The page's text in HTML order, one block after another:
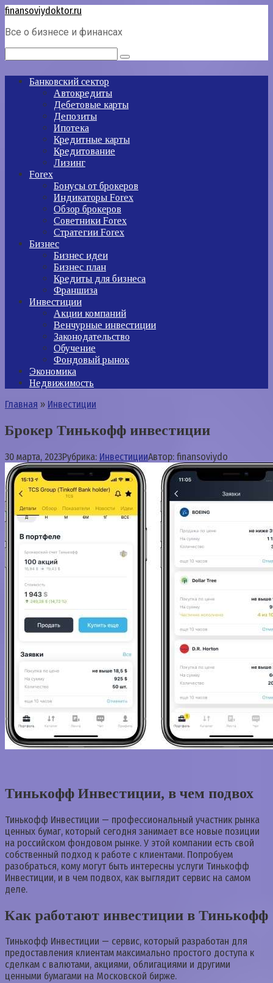
Перейти
контенту
finansoviydoktor.ru
Все о бизнесе и финансах
Банковский сектор
Автокредиты
Дебетовые карты
Депозиты
Ипотека
Кредитные карты
Кредитование
Лизинг
Forex
Бонусы от брокеров
Индикаторы Forex
Обзор брокеров
Советники Forex
Стратегии Forex
Бизнес
Бизнес идеи
Бизнес план
Кредиты для бизнеса
Франшиза
Инвестиции
Акции компаний
Венчурные инвестиции
Законодательство
Обучение
Фондовый рынок
Экономика
Недвижимость
Главная » Инвестиции
Брокер Тинькофф инвестиции
30 марта, 2023Рубрика: ИнвестицииАвтор: finansoviydo
Тинькофф Инвестиции, в чем подвох
Тинькофф Инвестиции — профессиональный участник рынка
ценных бумаг, который сегодня занимает все новые позиции
на российском фондовом рынке. У этой компании есть свой
собственный подход к работе с клиентами. Попробуем
разобраться, кому могут быть интересны услуги Тинькофф
Инвестиции, и в чем подвох, как выглядит сервис на самом
деле.
Как работают инвестиции в Тинькофф
Тинькофф Инвестиции — сервис, который разработан для
предоставления клиентам максимально простого доступа к
сделкам с валютами, акциями, облигациями и другими
ценными бумагами на Московской бирже.